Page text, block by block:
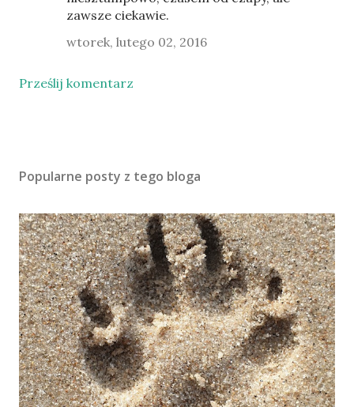
zawsze ciekawie.
wtorek, lutego 02, 2016
Prześlij komentarz
Popularne posty z tego bloga